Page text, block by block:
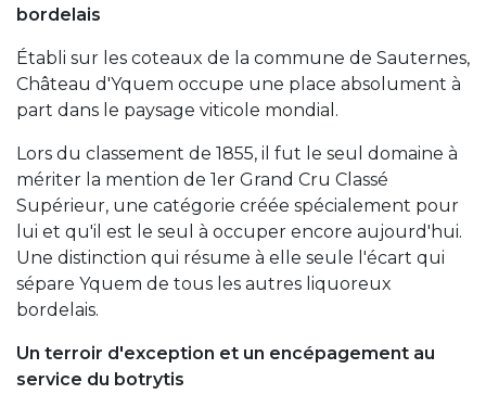
bordelais
Établi sur les coteaux de la commune de Sauternes,
Château d'Yquem occupe une place absolument à
part dans le paysage viticole mondial.
Lors du classement de 1855, il fut le seul domaine à
mériter la mention de 1er Grand Cru Classé
Supérieur, une catégorie créée spécialement pour
lui et qu'il est le seul à occuper encore aujourd'hui.
Une distinction qui résume à elle seule l'écart qui
sépare Yquem de tous les autres liquoreux
bordelais.
Un terroir d'exception et un encépagement au
service du botrytis